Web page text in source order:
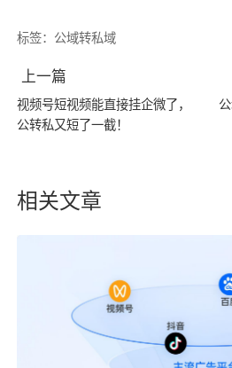
标签： 公域转私域
上一篇
视频号短视频能直接挂企微了，
公转私又短了一截！
相关文章